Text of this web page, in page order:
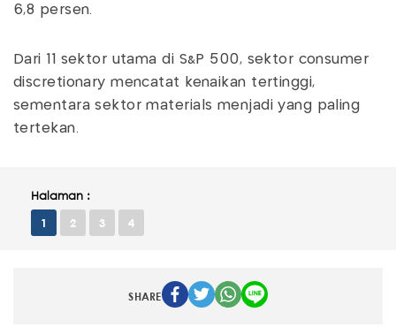
6,8 persen.
Dari 11 sektor utama di S&P 500, sektor consumer
discretionary mencatat kenaikan tertinggi,
sementara sektor materials menjadi yang paling
tertekan.
Halaman :
1 2 3 4
SHARE